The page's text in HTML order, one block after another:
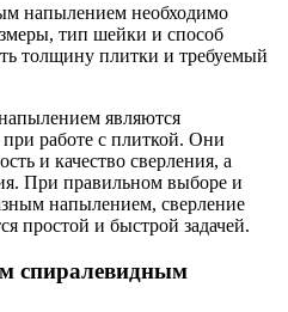
напылением необходимо
тип шейки и способ
толщину плитки и требуемый
являются
работе с плиткой. Они
и качество сверления, а
При правильном выборе и
напылением, сверление
простой и быстрой задачей.
спиралевидным